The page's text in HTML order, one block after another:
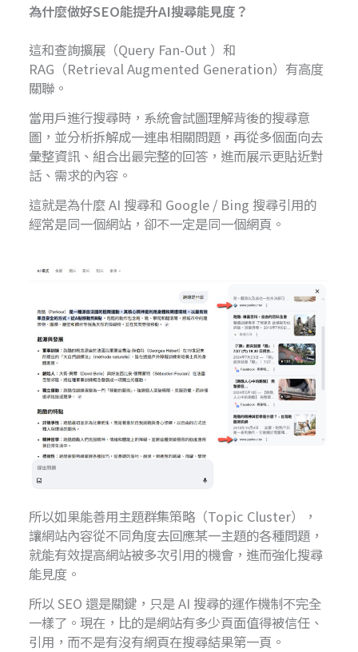
為什麼做好SEO能提升AI搜尋能見度？
這和查詢擴展（Query Fan-Out ）和
RAG（Retrieval Augmented Generation）有高度
關聯。
當用戶進行搜尋時，系統會試圖理解背後的搜尋意
圖，並分析拆解成一連串相關問題，再從多個面向去
彙整資訊、組合出最完整的回答，進而展示更貼近對
話、需求的內容。
這就是為什麼 AI 搜尋和 Google / Bing 搜尋引用的
經常是同一個網站，卻不一定是同一個網頁。
所以如果能善用主題群集策略（Topic Cluster），
讓網站內容從不同角度去回應某一主題的各種問題，
就能有效提高網站被多次引用的機會，進而強化搜尋
能見度。
所以 SEO 還是關鍵，只是 AI 搜尋的運作機制不完全
一樣了。現在，比的是網站有多少頁面值得被信任、
引用，而不是有沒有網頁在搜尋結果第一頁。